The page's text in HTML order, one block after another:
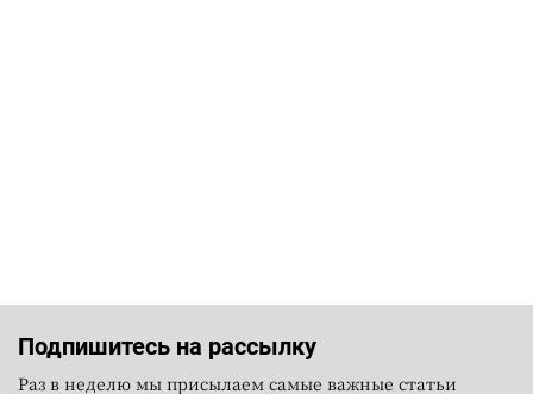
Подпишитесь на рассылку
Раз в неделю мы присылаем самые важные статьи